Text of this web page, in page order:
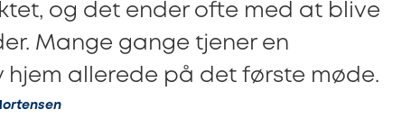
og det ender ofte med at blive
Mange gange tjener en
hjem allerede på det første møde.